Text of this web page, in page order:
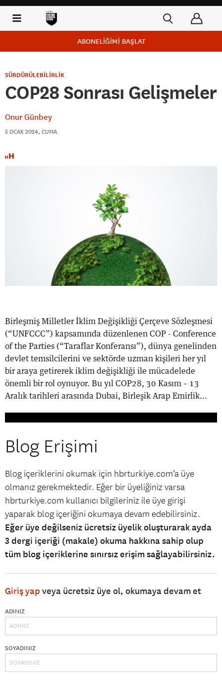
ABONELİĞİMİ BAŞLAT
SÜRDÜRÜLEBİLİRLİK
COP28 Sonrası Gelişmeler
Onur Günbey
5 OCAK 2024, CUMA
Birleşmiş Milletler İklim Değişikliği Çerçeve Sözleşmesi
(“UNFCCC”) kapsamında düzenlenen COP - Conference
of the Parties (“Taraflar Konferansı”), dünya genelinden
devlet temsilcilerini ve sektörde uzman kişileri her yıl
bir araya getirerek iklim değişikliği ile mücadelede
önemli bir rol oynuyor. Bu yıl COP28, 30 Kasım – 13
Aralık tarihleri arasında Dubai, Birleşik Arap Emirlik...
Blog Erişimi
Blog içeriklerini okumak için hbrturkiye.com’a üye
olmanız gerekmektedir. Eğer bir üyeliğiniz varsa
hbrturkiye.com kullanıcı bilgileriniz ile üye girişi
yaparak blog içeriğini okumaya devam edebilirsiniz.
Eğer üye değilseniz ücretsiz üyelik oluşturarak ayda
3 dergi içeriği (makale) okuma hakkına sahip olup
tüm blog içeriklerine sınırsız erişim sağlayabilirsiniz.
Giriş yap veya ücretsiz üye ol, okumaya devam et
ADINIZ
SOYADINIZ